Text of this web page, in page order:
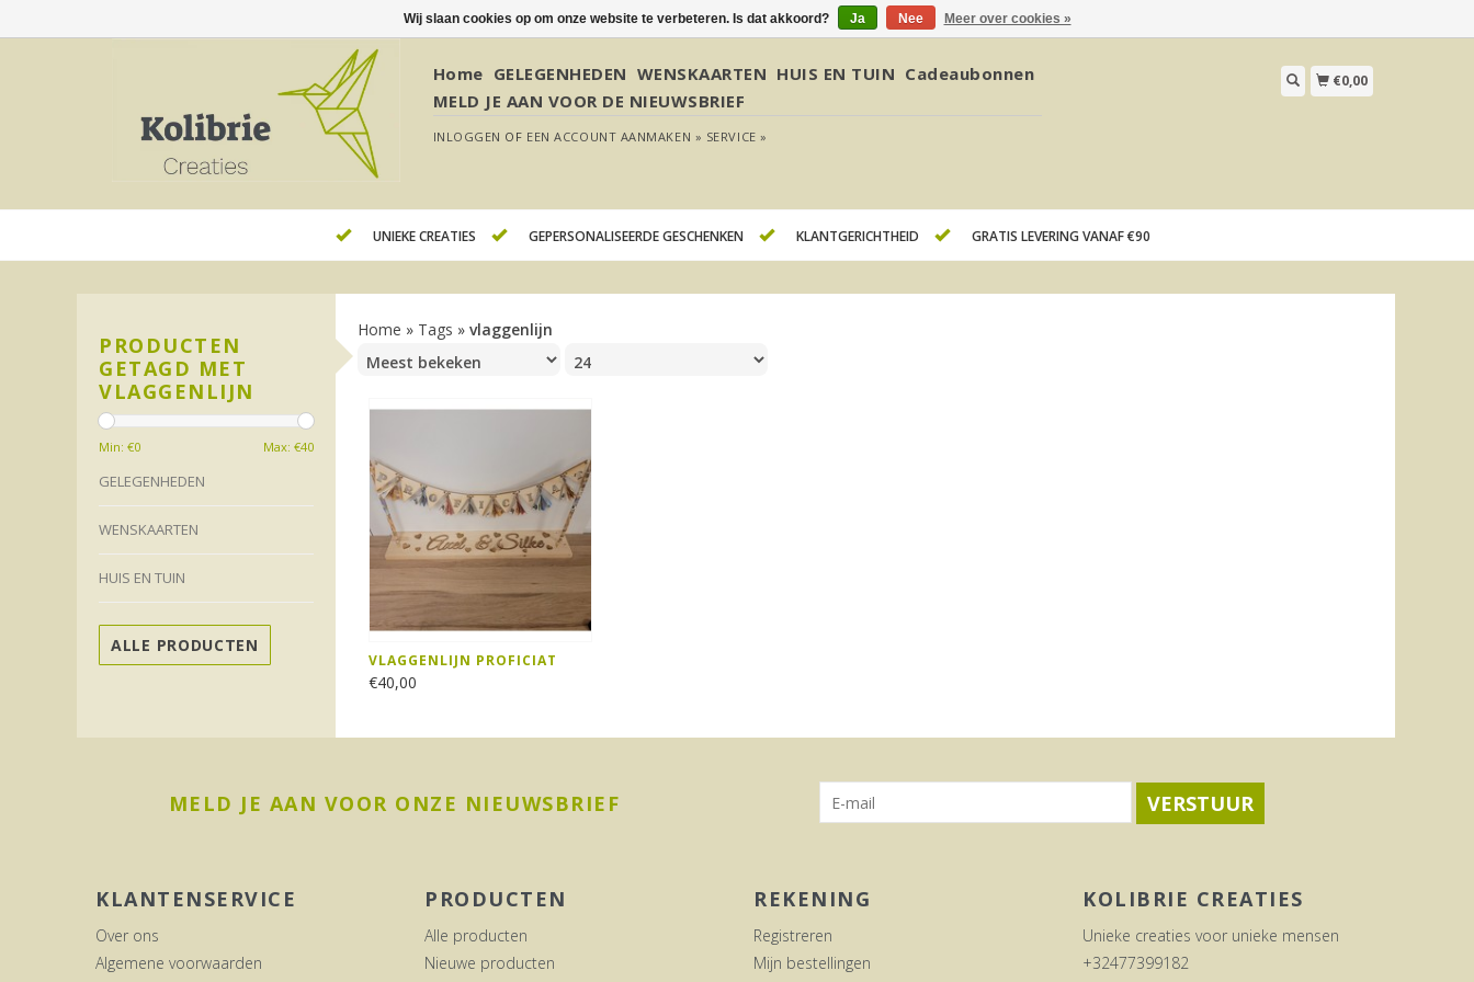
Home GELEGENHEDEN WENSKAARTEN HUIS EN TUIN Cadeaubonnen
MELD JE AAN VOOR DE NIEUWSBRIEF
INLOGGEN OF EEN ACCOUNT AANMAKEN » SERVICE »
€0,00
UNIEKE CREATIES GEPERSONALISEERDE GESCHENKEN KLANTGERICHTHEID GRATIS LEVERING VANAF €90
PRODUCTEN
GETAGD MET
VLAGGENLIJN
Min: €0 Max: €40
GELEGENHEDEN
WENSKAARTEN
HUIS EN TUIN
ALLE PRODUCTEN
Home » Tags » vlaggenlijn
VLAGGENLIJN PROFICIAT
€40,00
MELD JE AAN VOOR ONZE NIEUWSBRIEF VERSTUUR
KLANTENSERVICE
Over ons
Algemene voorwaarden
PRODUCTEN
Alle producten
Nieuwe producten
REKENING
Registreren
Mijn bestellingen
KOLIBRIE CREATIES
Unieke creaties voor unieke mensen
+32477399182
Wij slaan cookies op om onze website te verbeteren. Is dat akkoord? Ja Nee Meer over cookies »